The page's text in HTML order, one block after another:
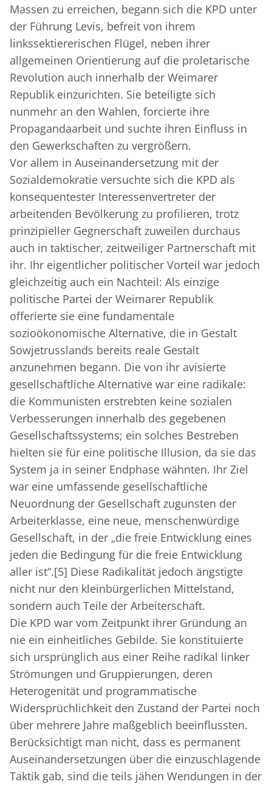
Massen zu erreichen, begann sich die KPD unter
der Führung Levis, befreit von ihrem
linkssektiererischen Flügel, neben ihrer
allgemeinen Orientierung auf die proletarische
Revolution auch innerhalb der Weimarer
Republik einzurichten. Sie beteiligte sich
nunmehr an den Wahlen, forcierte ihre
Propagandaarbeit und suchte ihren Einfluss in
den Gewerkschaften zu vergrößern.
Vor allem in Auseinandersetzung mit der
Sozialdemokratie versuchte sich die KPD als
konsequentester Interessenvertreter der
arbeitenden Bevölkerung zu profilieren, trotz
prinzipieller Gegnerschaft zuweilen durchaus
auch in taktischer, zeitweiliger Partnerschaft mit
ihr. Ihr eigentlicher politischer Vorteil war jedoch
gleichzeitig auch ein Nachteil: Als einzige
politische Partei der Weimarer Republik
offerierte sie eine fundamentale
sozioökonomische Alternative, die in Gestalt
Sowjetrusslands bereits reale Gestalt
anzunehmen begann. Die von ihr avisierte
gesellschaftliche Alternative war eine radikale:
die Kommunisten erstrebten keine sozialen
Verbesserungen innerhalb des gegebenen
Gesellschaftssystems; ein solches Bestreben
hielten sie für eine politische Illusion, da sie das
System ja in seiner Endphase wähnten. Ihr Ziel
war eine umfassende gesellschaftliche
Neuordnung der Gesellschaft zugunsten der
Arbeiterklasse, eine neue, menschenwürdige
Gesellschaft, in der „die freie Entwicklung eines
jeden die Bedingung für die freie Entwicklung
aller ist“.[5] Diese Radikalität jedoch ängstigte
nicht nur den kleinbürgerlichen Mittelstand,
sondern auch Teile der Arbeiterschaft.
Die KPD war vom Zeitpunkt ihrer Gründung an
nie ein einheitliches Gebilde. Sie konstituierte
sich ursprünglich aus einer Reihe radikal linker
Strömungen und Gruppierungen, deren
Heterogenität und programmatische
Widersprüchlichkeit den Zustand der Partei noch
über mehrere Jahre maßgeblich beeinflussten.
Berücksichtigt man nicht, dass es permanent
Auseinandersetzungen über die einzuschlagende
Taktik gab, sind die teils jähen Wendungen in der